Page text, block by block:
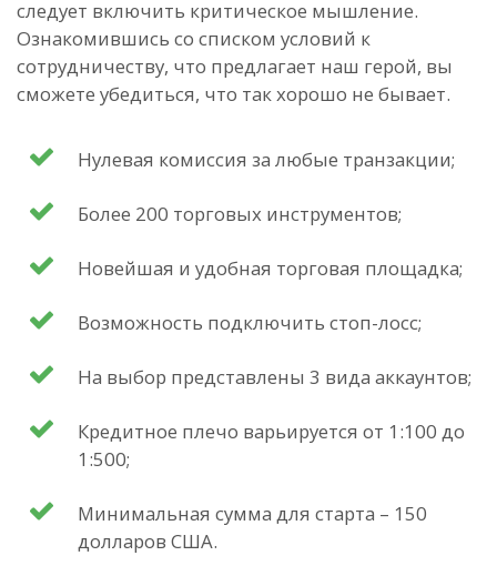
следует включить критическое мышление.
Ознакомившись со списком условий к
сотрудничеству, что предлагает наш герой, вы
сможете убедиться, что так хорошо не бывает.
Нулевая комиссия за любые транзакции;
Более 200 торговых инструментов;
Новейшая и удобная торговая площадка;
Возможность подключить стоп-лосс;
На выбор представлены 3 вида аккаунтов;
Кредитное плечо варьируется от 1:100 до
1:500;
Минимальная сумма для старта – 150
долларов США.